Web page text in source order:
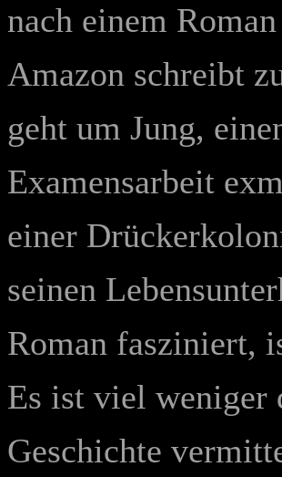
nach einem
Amazon schreibt
geht um Jung,
Examensarbeit
einer
seinen
Roman fasziniert,
Es ist viel weniger
Geschichte